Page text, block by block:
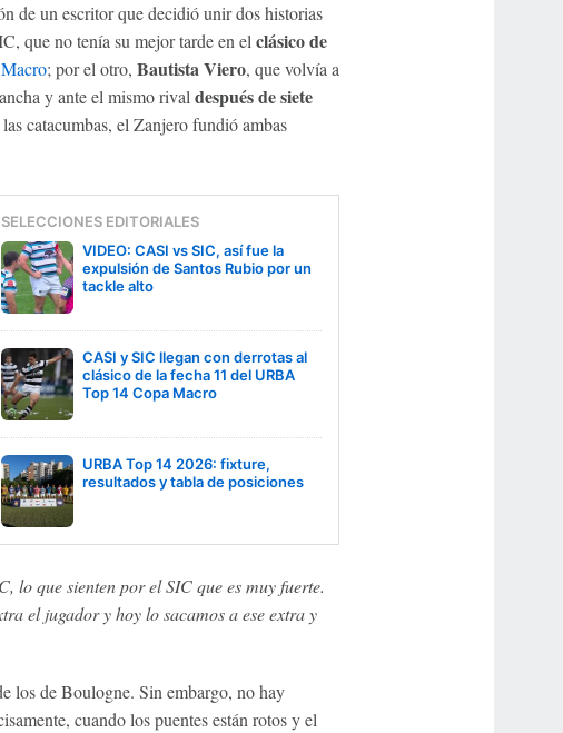
de un escritor que decidió unir dos historias
que no tenía su mejor tarde en el clásico de
; por el otro, Bautista Viero, que volvía a
y ante el mismo rival después de siete
catacumbas, el Zanjero fundió ambas
SELECCIONES EDITORIALES
VIDEO: CASI vs SIC, así fue la
expulsión de Santos Rubio por un
tackle alto
CASI y SIC llegan con derrotas al
clásico de la fecha 11 del URBA
Top 14 Copa Macro
URBA Top 14 2026: fixture,
resultados y tabla de posiciones
lo que sienten por el SIC que es muy fuerte.
el jugador y hoy lo sacamos a ese extra y
los de Boulogne. Sin embargo, no hay
cuando los puentes están rotos y el